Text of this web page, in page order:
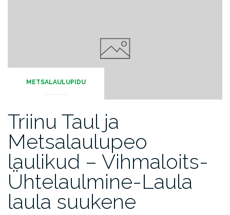
METSALAULUPIDU
Triinu Taul ja
Metsalaulupeo
laulikud – Vihmaloits-
Ühtelaulmine-Laula
laula suukene